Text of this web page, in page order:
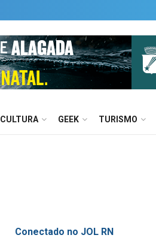
CULTURA GEEK TURISMO
Conectado no JOL RN